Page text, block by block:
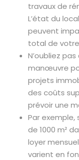
travaux de
L’état du
peuvent
total de
N’oubliez
manœuvre
projets
des coûts
prévoir une
Par exemple,
de 1000 m²
loyer
varient en